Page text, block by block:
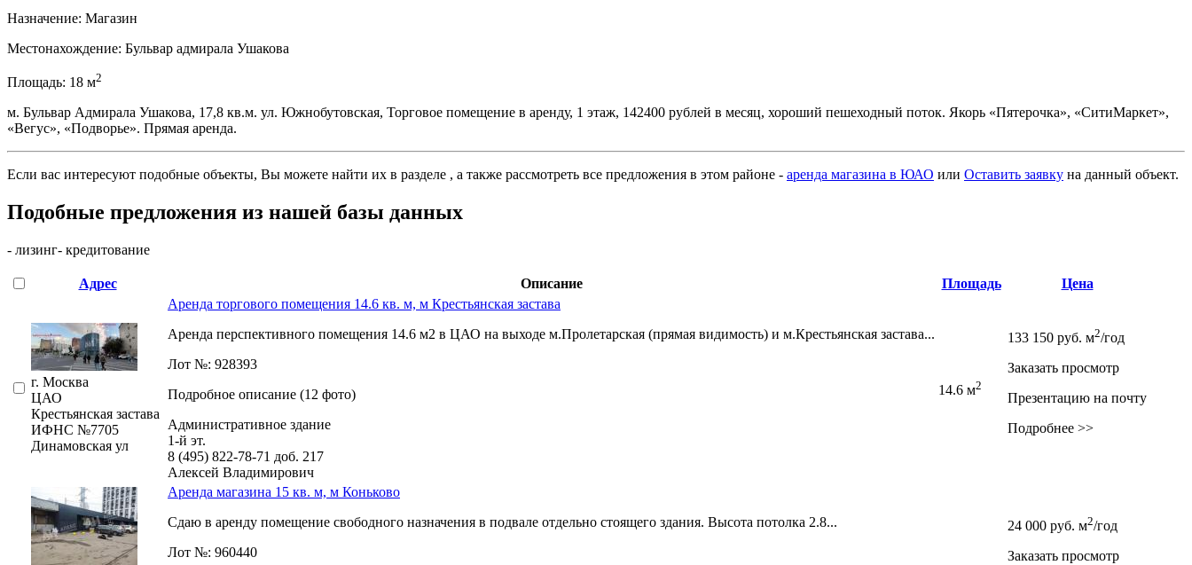
Назначение: Магазин
Местонахождение: Бульвар адмирала Ушакова
Площадь: 18 м2
м. Бульвар Адмирала Ушакова, 17,8 кв.м. ул. Южнобутовская, Торговое помещение в аренду, 1 этаж, 142400 рублей в месяц, хороший пешеходный поток. Якорь «Пятерочка», «СитиМаркет»,
«Вегус», «Подворье». Прямая аренда.
Если вас интересуют подобные объекты, Вы можете найти их в разделе , а также рассмотреть все предложения в этом районе - аренда магазина в ЮАО или Оставить заявку на данный объект.
Подобные предложения из нашей базы данных
- лизинг- кредитование
Адрес Описание Площадь Цена
г. Москва
ЦАО
Крестьянская застава
ИФНС №7705
Динамовская ул
Аренда торгового помещения 14.6 кв. м, м Крестьянская застава
Аренда перспективного помещения 14.6 м2 в ЦАО на выходе м.Пролетарская (прямая видимость) и м.Крестьянская застава...
Лот №: 928393
Подробное описание (12 фото)
Административное здание
1-й эт.
8 (495) 822-78-71 доб. 217
Алексей Владимирович
14.6 м2
133 150 руб. м2/год
Заказать просмотр
Презентацию на почту
Подробнее >>
Аренда магазина 15 кв. м, м Коньково
Сдаю в аренду помещение свободного назначения в подвале отдельно стоящего здания. Высота потолка 2.8...
Лот №: 960440
24 000 руб. м2/год
Заказать просмотр